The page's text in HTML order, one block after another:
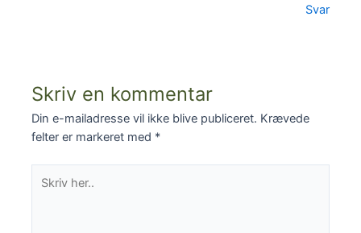
Svar
Skriv en kommentar
Din e-mailadresse vil ikke blive publiceret. Krævede
felter er markeret med *
her..